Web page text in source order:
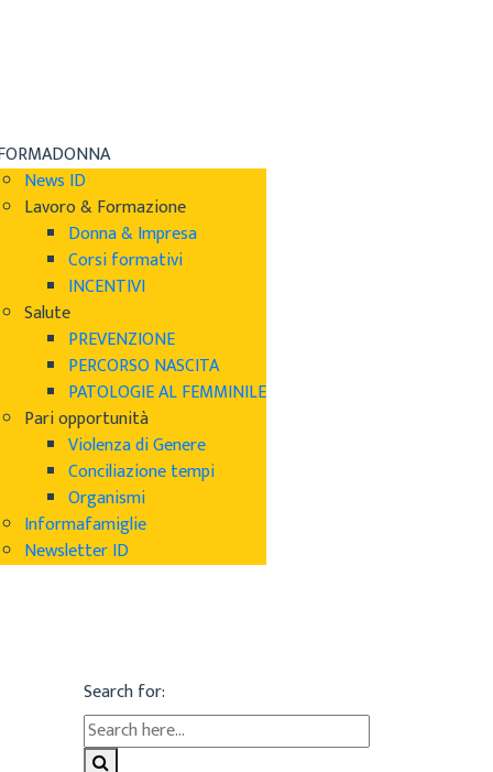
News ID
Lavoro & Formazione
Donna & Impresa
Corsi formativi
INCENTIVI
Salute
PREVENZIONE
PERCORSO NASCITA
PATOLOGIE AL FEMMINILE
Pari opportunità
Violenza di Genere
Conciliazione tempi
Organismi
Informafamiglie
Newsletter ID
Search for: